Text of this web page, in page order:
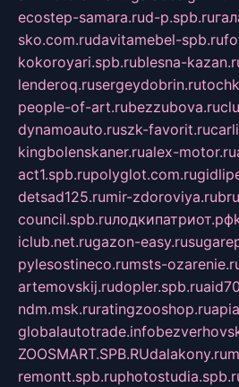
ecostep-samara.rud-p.spb.ru
sko.com.rudavitamebel-spb.ru
kokoroyari.spb.rublesna-
lenderoq.rusergeydobrin.ru
people-of-art.rubezzubova.ru
dynamoauto.ruszk-favorit.ru
kingbolenskaner.rualex-motor.ru
act1.spb.rupolyglot.com.ru
detsad125.rumir-zdoroviya.ru
council.spb.ruлодкипатриот.рф
iclub.net.rugazon-easy.ru
pylesostineco.rumsts-
artemovskij.rudopler.spb.ru
ndm.msk.ruratingzooshop.ru
globalautotrade.info
ZOOSMART.SPB.RUdalakony.ru
remontt.spb.ru